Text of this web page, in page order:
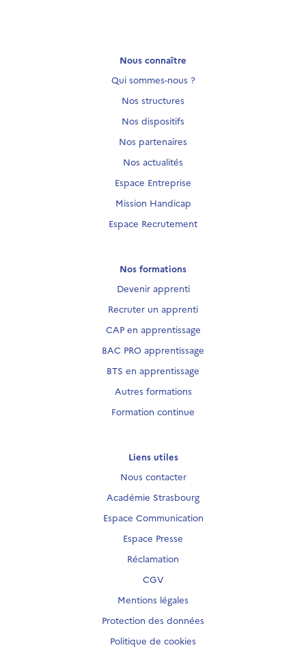
Nous connaître
Qui sommes-nous ?
Nos structures
Nos dispositifs
Nos partenaires
Nos actualités
Espace Entreprise
Mission Handicap
Espace Recrutement
Nos formations
Devenir apprenti
Recruter un apprenti
CAP en apprentissage
BAC PRO apprentissage
BTS en apprentissage
Autres formations
Formation continue
Liens utiles
Nous contacter
Académie Strasbourg
Espace Communication
Espace Presse
Réclamation
CGV
Mentions légales
Protection des données
Politique de cookies